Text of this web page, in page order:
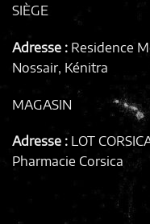
SIÈGE
Adresse : Residence
Nossair, Kénitra
MAGASIN
Adresse : LOT
Pharmacie Corsica